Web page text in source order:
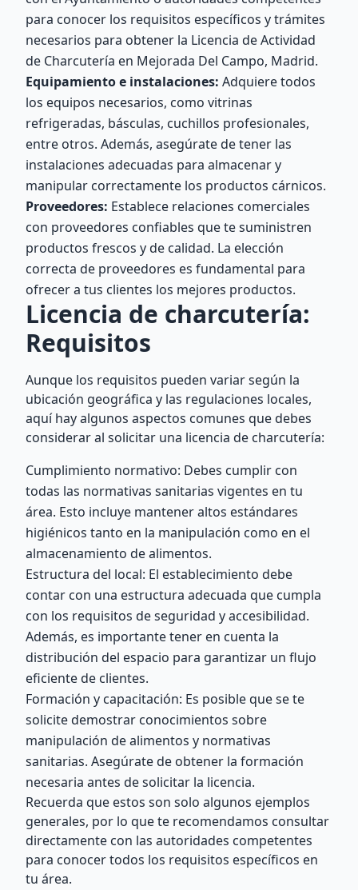
para conocer los requisitos específicos y trámites
necesarios para obtener la Licencia de Actividad
de Charcutería en Mejorada Del Campo, Madrid.
Equipamiento e instalaciones: Adquiere todos
los equipos necesarios, como vitrinas
refrigeradas, básculas, cuchillos profesionales,
entre otros. Además, asegúrate de tener las
instalaciones adecuadas para almacenar y
manipular correctamente los productos cárnicos.
Proveedores: Establece relaciones comerciales
con proveedores confiables que te suministren
productos frescos y de calidad. La elección
correcta de proveedores es fundamental para
ofrecer a tus clientes los mejores productos.
Licencia de charcutería:
Requisitos
Aunque los requisitos pueden variar según la
ubicación geográfica y las regulaciones locales,
aquí hay algunos aspectos comunes que debes
considerar al solicitar una licencia de charcutería:
Cumplimiento normativo: Debes cumplir con
todas las normativas sanitarias vigentes en tu
área. Esto incluye mantener altos estándares
higiénicos tanto en la manipulación como en el
almacenamiento de alimentos.
Estructura del local: El establecimiento debe
contar con una estructura adecuada que cumpla
con los requisitos de seguridad y accesibilidad.
Además, es importante tener en cuenta la
distribución del espacio para garantizar un flujo
eficiente de clientes.
Formación y capacitación: Es posible que se te
solicite demostrar conocimientos sobre
manipulación de alimentos y normativas
sanitarias. Asegúrate de obtener la formación
necesaria antes de solicitar la licencia.
Recuerda que estos son solo algunos ejemplos
generales, por lo que te recomendamos consultar
directamente con las autoridades competentes
para conocer todos los requisitos específicos en
tu área.